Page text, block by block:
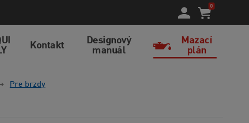
0
Kontakt
Designový
manuál
Mazací
plán
Pre brzdy